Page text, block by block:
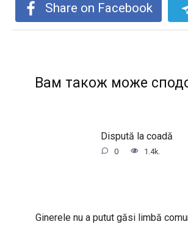
Share on Facebook
Вам також може
Dispută la coadă
0 1.4k.
Ginerele nu a putut găsi limbă